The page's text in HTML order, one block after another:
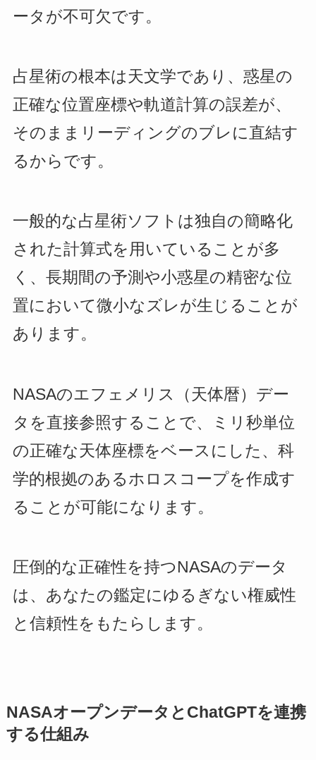
ータが不可欠です。
占星術の根本は天文学であり、惑星の
正確な位置座標や軌道計算の誤差が、
そのままリーディングのブレに直結す
るからです。
一般的な占星術ソフトは独自の簡略化
された計算式を用いていることが多
く、長期間の予測や小惑星の精密な位
置において微小なズレが生じることが
あります。
NASAのエフェメリス（天体暦）デー
タを直接参照することで、ミリ秒単位
の正確な天体座標をベースにした、科
学的根拠のあるホロスコープを作成す
ることが可能になります。
圧倒的な正確性を持つNASAのデータ
は、あなたの鑑定にゆるぎない権威性
と信頼性をもたらします。
NASAオープンデータとChatGPTを連携
する仕組み